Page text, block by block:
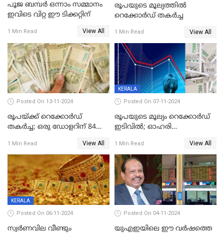
പൂജ ബമ്പർ ഒന്നാം സമ്മാനം
ഇവിടെ വിറ്റ ഈ ടിക്കറ്റിന്
1 Min Read View All
രൂപയുടെ മൂല്യത്തില്‍
റെക്കോര്‍ഡ് തകര്‍ച്ച
1 Min Read View All
Posted On 13-11-2024
രൂപയ്ക്ക് റെക്കോർഡ്
തകര്‍ച്ച; ഒരു ഡോളറിന് 84
വിനിമയ മൂല്യം
1 Min Read View All
KERALA
Posted On 07-11-2024
രൂപയുടെ മൂല്യം റെക്കോർഡ്
ഇടിവിൽ; ഓഹരി
സെന്‍സെക്‌സ് 80,000ല്‍
താഴെ
1 Min Read View All
KERALA
Posted On 06-11-2024
സ്വര്‍ണവില വീണ്ടും
Posted On 04-11-2024
യുഎഇയിലെ ഈ വർഷത്തെ